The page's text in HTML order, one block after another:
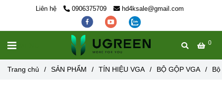
Liên hệ 0906375709 hd4ksale@gmail.com
0
Trang chủ / SẢN PHẨM / TÍN HIỆU VGA / BỘ GỘP VGA /